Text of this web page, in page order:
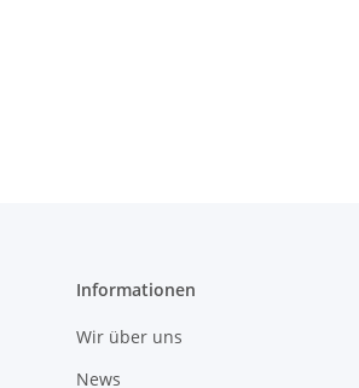
Informationen
Wir über uns
News